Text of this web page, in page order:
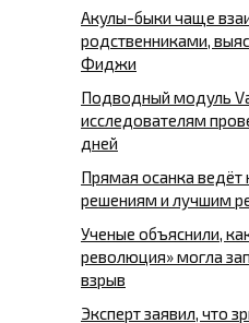
Акулы-быки чаще
родственниками,
Фиджи
Подводный модуль
исследователям
дней
Прямая осанка
решениям и лучшим
Ученые объяснили,
революция» могла
взрыв
Эксперт заявил, что